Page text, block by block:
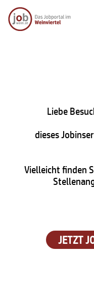
Liebe
dieses
Vielleicht finden
JETZT